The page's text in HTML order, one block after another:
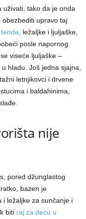
uživati, tako da je onda
upravo taj
tende , ležaljke i ljuljaške,
posle napornog
viseće ljuljaške –
hladu. Još jedna sjajna,
letnjikovci i drvene
i baldahinima,
nije
pored džunglastog
bazen je
i ležaljke za sunčanje i
biti raj za decu u